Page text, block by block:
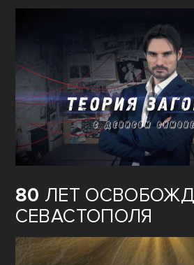
80 ЛЕТ
СЕВАСТОПОЛЯ